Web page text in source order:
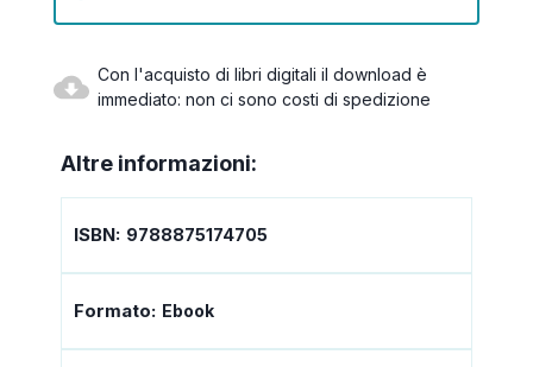
Con l'acquisto di libri digitali il download è
immediato: non ci sono costi di spedizione
Altre informazioni:
ISBN: 9788875174705
Formato: Ebook